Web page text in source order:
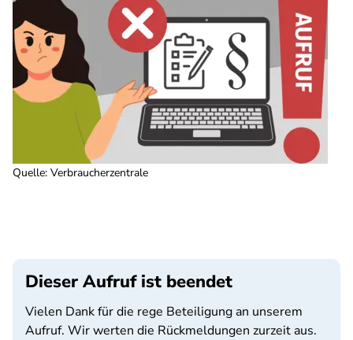
Quelle: Verbraucherzentrale
Dieser Aufruf ist beendet
Vielen Dank für die rege Beteiligung an unserem
Aufruf. Wir werten die Rückmeldungen zurzeit aus.